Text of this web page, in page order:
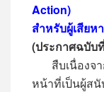
Action)
สำหรับผู้เสีย
(ประกาศฉบับ
สืบเนื่องจา
หน้าที่เป็นผู้ส